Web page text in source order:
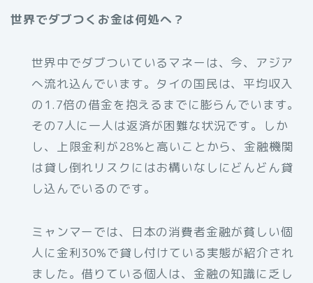
世界でダブつくお金は何処へ？
世界中でダブついているマネーは、今、アジア
へ流れ込んでいます。タイの国民は、平均収入
の1.7倍の借金を抱えるまでに膨らんでいます。
その7人に一人は返済が困難な状況です。しか
し、上限金利が28%と高いことから、金融機関
は貸し倒れリスクにはお構いなしにどんどん貸
し込んでいるのです。
ミャンマーでは、日本の消費者金融が貧しい個
人に金利30%で貸し付けている実態が紹介され
ました。借りている個人は、金融の知識に乏し